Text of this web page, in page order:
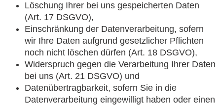
Löschung Ihrer bei uns gespeicherten Daten
(Art. 17 DSGVO),
Einschränkung der Datenverarbeitung, sofern
wir Ihre Daten aufgrund gesetzlicher Pflichten
noch nicht löschen dürfen (Art. 18 DSGVO),
Widerspruch gegen die Verarbeitung Ihrer Daten
bei uns (Art. 21 DSGVO) und
Datenübertragbarkeit, sofern Sie in die
Datenverarbeitung eingewilligt haben oder einen